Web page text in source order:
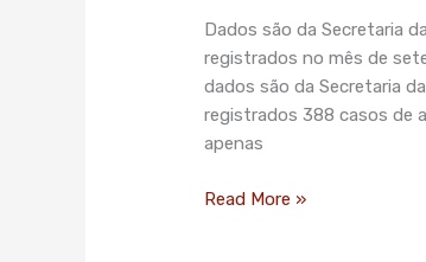
Dados são da Secretaria
registrados no mês de
dados são da Secretaria
registrados 388 casos de
apenas
SP
casos
de
Read More »